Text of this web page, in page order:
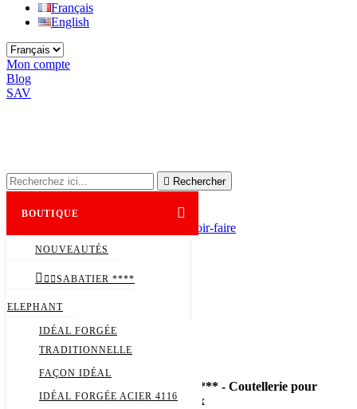
Français
English
Mon compte
Blog
SAV
 Rechercher

BOUTIQUE
NOUVEAUTÉS
  SABATIER ****
ELEPHANT
IDÉAL FORGÉE
TRADITIONNELLE
FAÇON IDÉAL
IDÉAL FORGÉE ACIER 4116
Savoir-faire
Les couteaux
Les rasoirs
Nos revendeurs

Thiers Issard - Couteaux Sabatier **** - Coutellerie pour
professionnels - Rasoirs coupe-choux